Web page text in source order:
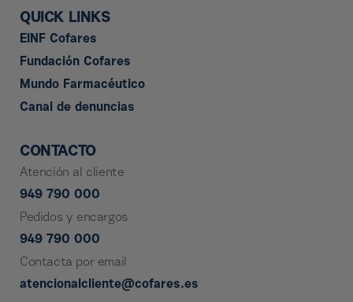
QUICK LINKS
EINF Cofares
Fundación Cofares
Mundo Farmacéutico
Canal de denuncias
CONTACTO
Atención al cliente
949 790 000
Pedidos y encargos
949 790 000
Contacta por email
atencionalcliente@cofares.es